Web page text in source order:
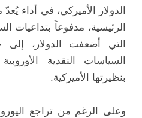
الدولار الأميركي، في أداء
الرئيسية، مدفوعاً بتداعيات
التي أضعفت الدولار،
السياسات النقدية
بنظيرتها الأميركية.
وعلى الرغم من تراجع اليورو